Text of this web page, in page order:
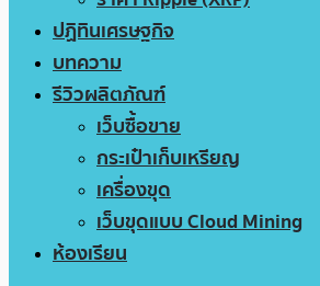
ปฏิทินเศรษฐกิจ
บทความ
รีวิวผลิตภัณฑ์
เว็บซื้อขาย
กระเป๋าเก็บเหรียญ
เครื่องขุด
เว็บขุดแบบ Cloud Mining
ห้องเรียน